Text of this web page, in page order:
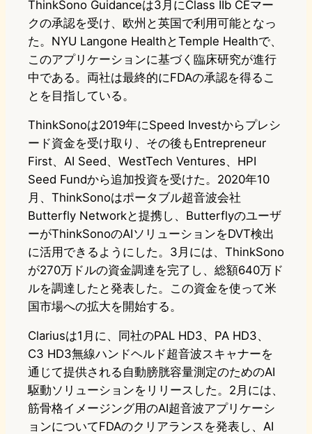
ThinkSono Guidanceは3月にClass IIb CEマー
クの承認を受け、欧州と英国で利用可能となっ
た。NYU Langone HealthとTemple Healthで、
このアプリケーションに基づく臨床研究が進行
中である。両社は最終的にFDAの承認を得るこ
とを目指している。
ThinkSonoは2019年にSpeed Investからプレシ
ード資金を受け取り、その後もEntrepreneur
First、AI Seed、WestTech Ventures、HPI
Seed Fundから追加投資を受けた。2020年10
月、ThinkSonoはポータブル超音波会社
Butterfly Networkと提携し、Butterflyのユーザ
ーがThinkSonoのAIソリューションをDVT検出
に活用できるようにした。3月には、ThinkSono
が270万ドルの資金調達を完了し、総額640万ド
ルを調達したと発表した。この資金を使って米
国市場への拡大を開始する。
Clariusは1月に、同社のPAL HD3、PA HD3、
C3 HD3無線ハンドヘルド超音波スキャナーを
通じて提供される自動膀胱容量測定のためのAI
駆動ソリューションをリリースした。2月には、
筋骨格イメージング用のAI超音波アプリケーシ
ョンについてFDAのクリアランスを発表し、AI